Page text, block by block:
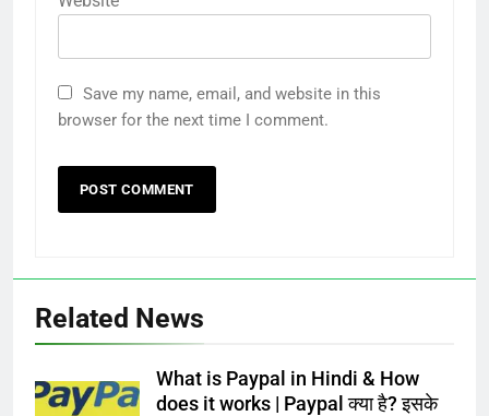
Save my name, email, and website in this
browser for the next time I comment.
Related News
What is Paypal in Hindi & How
does it works | Paypal क्या है? इसके